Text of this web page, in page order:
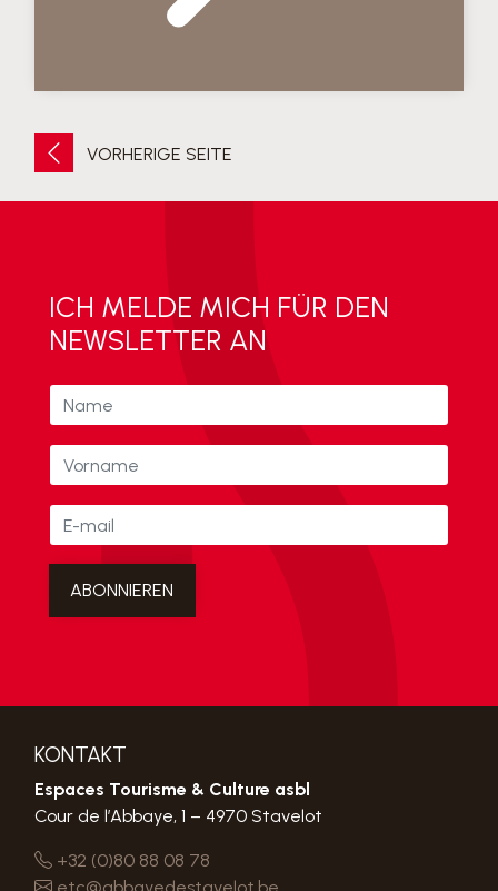
VORHERIGE SEITE
ICH MELDE MICH FÜR DEN
NEWSLETTER AN
KONTAKT
Espaces Tourisme & Culture asbl
Cour de l’Abbaye, 1 – 4970 Stavelot
+32 (0)80 88 08 78